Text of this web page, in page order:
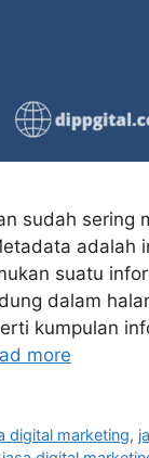
sudah sering
adalah
suatu
dalam
kumpulan
more
digital marketing,